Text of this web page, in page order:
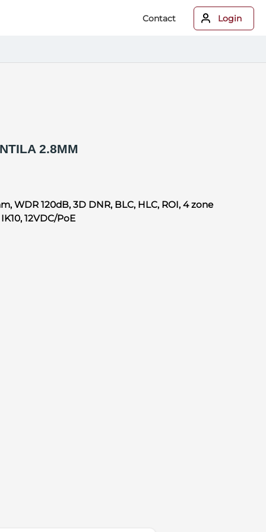
Contact Login
2.8MM
WDR 120dB, 3D DNR, BLC, HLC, ROI, 4 zone
12VDC/PoE